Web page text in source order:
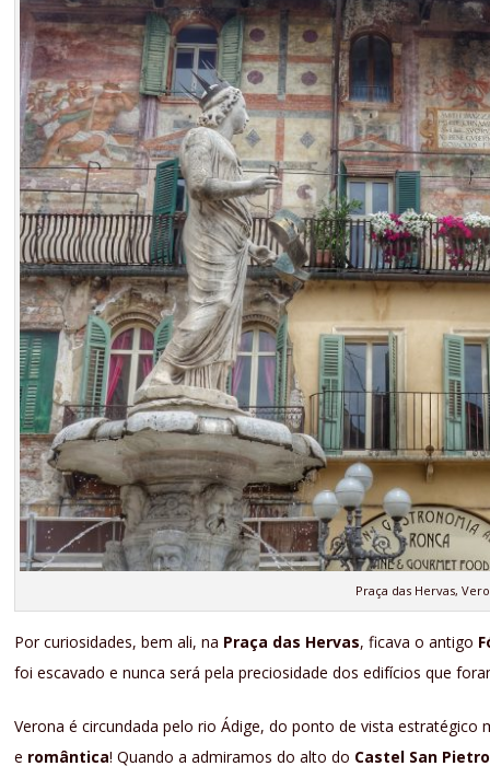
Praça das Hervas,
Por curiosidades, bem ali, na Praça das Hervas, ficava o antigo
foi escavado e nunca será pela preciosidade dos edifícios que
Verona é circundada pelo rio Ádige, do ponto de vista
e romântica! Quando a admiramos do alto do Castel San Pietro